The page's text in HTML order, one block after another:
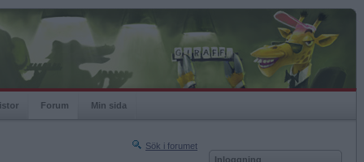
Forum Min sida
Sök i forumet
Inloggning